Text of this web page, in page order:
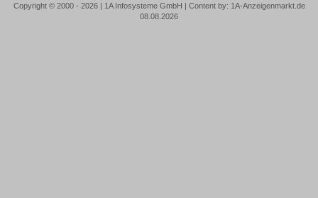
Copyright © 2000 - 2026 | 1A Infosysteme GmbH | Content by: 1A-Anzeigenmarkt.de
08.08.2026